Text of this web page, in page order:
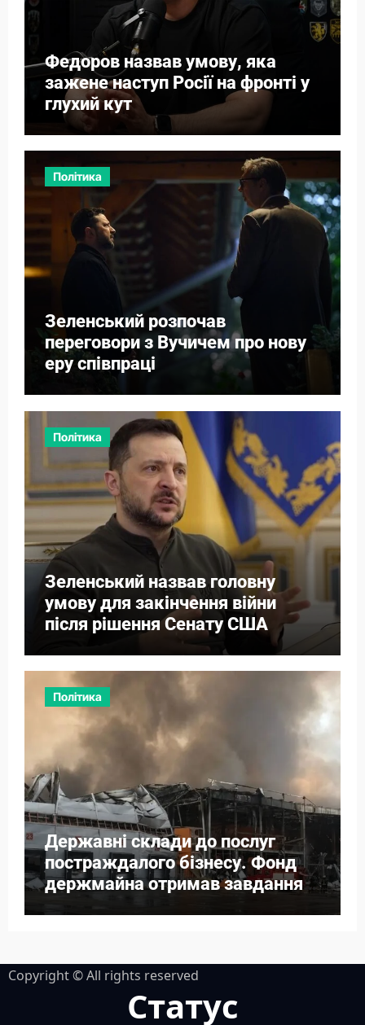
Федоров назвав умову, яка
зажене наступ Росії на фронті у
глухий кут
Політика
Зеленський розпочав
переговори з Вучичем про нову
еру співпраці
Політика
Зеленський назвав головну
умову для закінчення війни
після рішення Сенату США
Політика
Державні склади до послуг
постраждалого бізнесу. Фонд
держмайна отримав завдання
від прем’єра
Copyright © All rights reserved
Статус